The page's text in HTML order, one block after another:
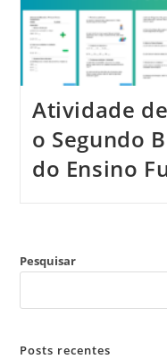
Atividade
o Segundo
do Ensino
Pesquisar
Posts recentes